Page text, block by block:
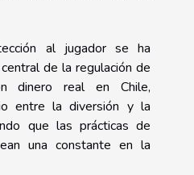
al jugador se ha
de la regulación de
dinero real en Chile,
entre la diversión y la
que las prácticas de
una constante en la